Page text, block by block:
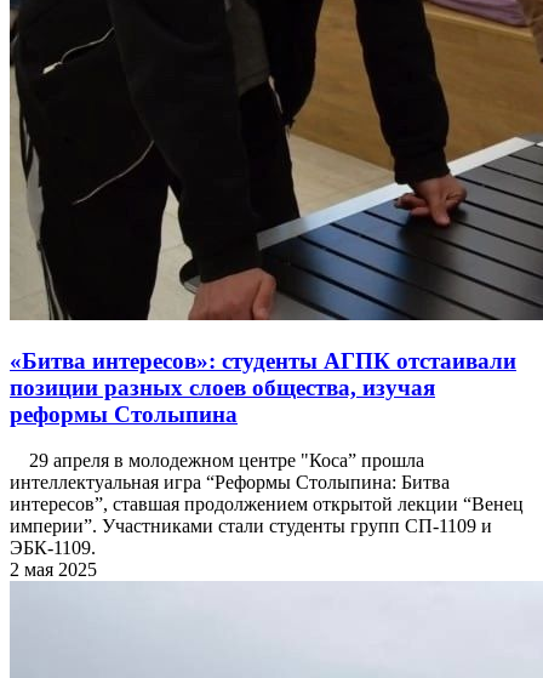
«Битва интересов»: студенты АГПК отстаивали
позиции разных слоев общества, изучая
реформы Столыпина
29 апреля в молодежном центре "Коса” прошла
интеллектуальная игра “Реформы Столыпина: Битва
интересов”, ставшая продолжением открытой лекции “Венец
империи”. Участниками стали студенты групп СП-1109 и
ЭБК-1109.
2 мая 2025